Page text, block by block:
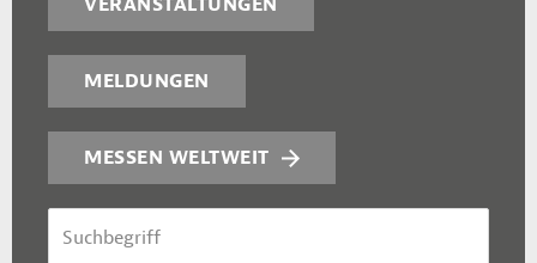
VERANSTALTUNGEN
MELDUNGEN
MESSEN WELTWEIT